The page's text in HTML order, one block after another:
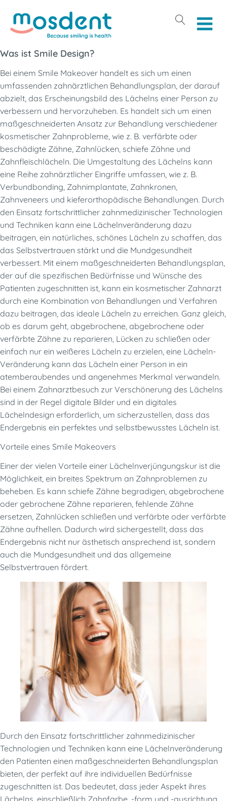
Was ist Smile Design?
Bei einem Smile Makeover handelt es sich um einen
umfassenden zahnärztlichen Behandlungsplan, der darauf
abzielt, das Erscheinungsbild des Lächelns einer Person zu
verbessern und hervorzuheben. Es handelt sich um einen
maßgeschneiderten Ansatz zur Behandlung verschiedener
kosmetischer Zahnprobleme, wie z. B. verfärbte oder
beschädigte Zähne, Zahnlücken, schiefe Zähne und
Zahnfleischlächeln. Die Umgestaltung des Lächelns kann
eine Reihe zahnärztlicher Eingriffe umfassen, wie z. B.
Verbundbonding, Zahnimplantate, Zahnkronen,
Zahnveneers und kieferorthopädische Behandlungen. Durch
den Einsatz fortschrittlicher zahnmedizinischer Technologien
und Techniken kann eine Lächelnveränderung dazu
beitragen, ein natürliches, schönes Lächeln zu schaffen, das
das Selbstvertrauen stärkt und die Mundgesundheit
verbessert. Mit einem maßgeschneiderten Behandlungsplan,
der auf die spezifischen Bedürfnisse und Wünsche des
Patienten zugeschnitten ist, kann ein kosmetischer Zahnarzt
durch eine Kombination von Behandlungen und Verfahren
dazu beitragen, das ideale Lächeln zu erreichen. Ganz gleich,
ob es darum geht, abgebrochene, abgebrochene oder
verfärbte Zähne zu reparieren, Lücken zu schließen oder
einfach nur ein weißeres Lächeln zu erzielen, eine Lächeln-
Veränderung kann das Lächeln einer Person in ein
atemberaubendes und angenehmes Merkmal verwandeln.
Bei einem Zahnarztbesuch zur Verschönerung des Lächelns
sind in der Regel digitale Bilder und ein digitales
Lächelndesign erforderlich, um sicherzustellen, dass das
Endergebnis ein perfektes und selbstbewusstes Lächeln ist.
Vorteile eines Smile Makeovers
Einer der vielen Vorteile einer Lächelnverjüngungskur ist die
Möglichkeit, ein breites Spektrum an Zahnproblemen zu
beheben. Es kann schiefe Zähne begradigen, abgebrochene
oder gebrochene Zähne reparieren, fehlende Zähne
ersetzen, Zahnlücken schließen und verfärbte oder verfärbte
Zähne aufhellen. Dadurch wird sichergestellt, dass das
Endergebnis nicht nur ästhetisch ansprechend ist, sondern
auch die Mundgesundheit und das allgemeine
Selbstvertrauen fördert.
Durch den Einsatz fortschrittlicher zahnmedizinischer
Technologien und Techniken kann eine Lächelnveränderung
den Patienten einen maßgeschneiderten Behandlungsplan
bieten, der perfekt auf ihre individuellen Bedürfnisse
zugeschnitten ist. Das bedeutet, dass jeder Aspekt ihres
Lächelns, einschließlich Zahnfarbe, -form und -ausrichtung,